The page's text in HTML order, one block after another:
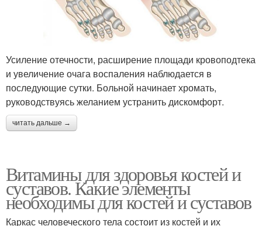
Усиление отечности, расширение площади кровоподтека
и увеличение очага воспаления наблюдается в
последующие сутки. Больной начинает хромать,
руководствуясь желанием устранить дискомфорт.
читать дальше →
Витамины для здоровья костей и
суставов. Какие элементы
необходимы для костей и суставов
Каркас человеческого тела состоит из костей и их